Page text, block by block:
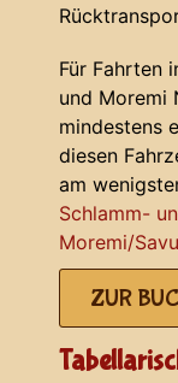
Für Fahrten
und Moremi
mindestens
diesen
am
Schlamm-
Moremi/
ZUR